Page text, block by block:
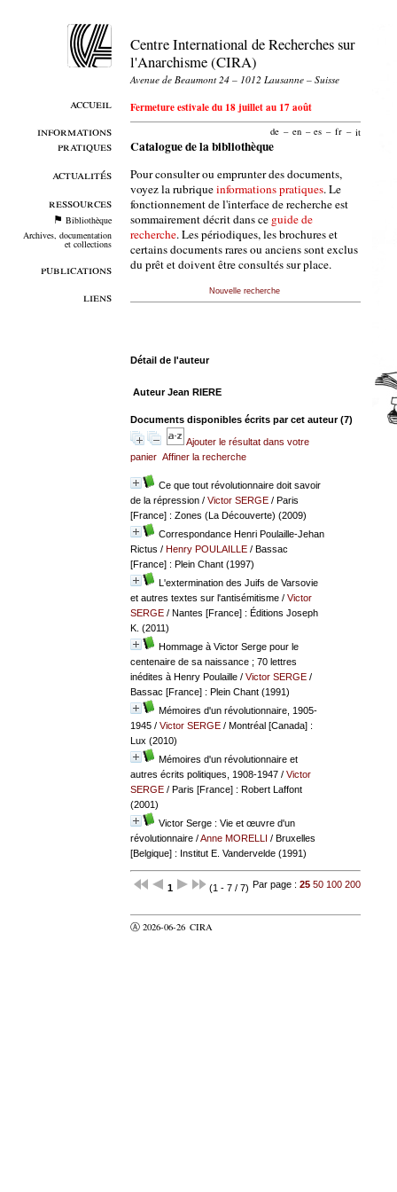
accueil
informations
pratiques
actualités
ressources
Bibliothèque
Archives, documentation
et collections
publications
liens
Centre International de Recherches sur
l'Anarchisme (CIRA)
Avenue de Beaumont 24 – 1012 Lausanne – Suisse
Fermeture estivale du 18 juillet au 17 août
de – en – es – fr – it
Catalogue de la bibliothèque
Pour consulter ou emprunter des documents,
voyez la rubriqueinformations pratiques. Le
fonctionnement de l'interface de recherche est
sommairement décrit dans ce guide de
recherche. Les périodiques, les brochures et
certains documents rares ou anciens sont exclus
du prêt et doivent être consultés sur place.
Nouvelle recherche
Détail de l'auteur
Auteur Jean RIERE
Documents disponibles écrits par cet auteur (7)
Ajouter le résultat dans votre
panier Affiner la recherche
Ce que tout révolutionnaire doit savoir
de la répression/ Victor SERGE/ Paris
[France] : Zones (La Découverte) (2009)
Correspondance Henri Poulaille-Jehan
Rictus / Henry POULAILLE/ Bassac
[France] : Plein Chant (1997)
L'extermination des Juifs de Varsovie
et autres textes sur l'antisémitisme/ Victor
SERGE/ Nantes [France] : Éditions Joseph
K. (2011)
Hommage à Victor Serge pour le
centenaire de sa naissance ; 70 lettres
inédites à Henry Poulaille/ Victor SERGE/
Bassac [France] : Plein Chant (1991)
Mémoires d'un révolutionnaire, 1905-
1945/ Victor SERGE/ Montréal [Canada] :
Lux (2010)
Mémoires d'un révolutionnaire et
autres écrits politiques, 1908-1947/ Victor
SERGE/ Paris [France] : Robert Laffont
(2001)
Victor Serge : Vie et œuvre d'un
révolutionnaire/Anne MORELLI / Bruxelles
[Belgique] : Institut E. Vandervelde (1991)
1 (1 - 7 / 7) Par page : 25 50 100 200
Ⓐ 2026-06-26 CIRA